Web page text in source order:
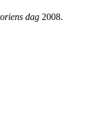
dag 2008.